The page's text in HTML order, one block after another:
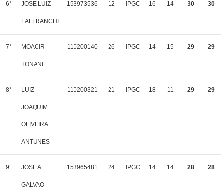
6° JOSE LUIZ
LAFFRANCHI
153973536 12 IPGC 16 14 30 30
7° MOACIR
TONANI
110200140 26 IPGC 14 15 29 29
8° LUIZ
JOAQUIM
OLIVEIRA
ANTUNES
110200321 21 IPGC 18 11 29 29
9° JOSE A
GALVAO
153965481 24 IPGC 14 14 28 28